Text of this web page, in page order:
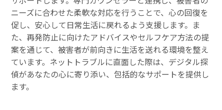
ニーズに合わせた柔軟な対応を行うことで、心の回復を
促し、安心して日常生活に戻れるよう支援します。ま
た、再発防止に向けたアドバイスやセルフケア方法の提
案を通じて、被害者が前向きに生活を送れる環境を整え
ています。ネットトラブルに直面した際は、デジタル探
偵があなたの心に寄り添い、包括的なサポートを提供し
ます。